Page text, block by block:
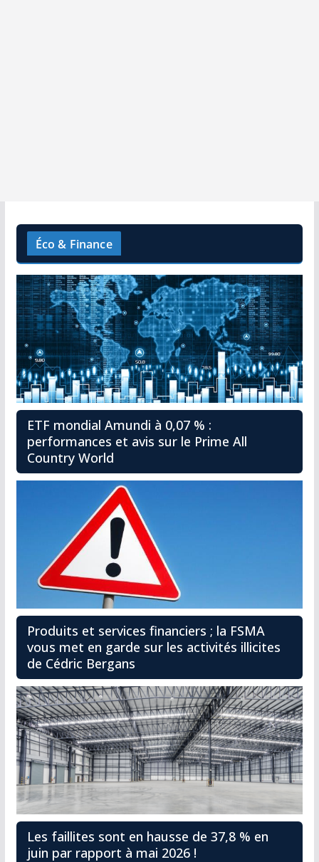
Éco & Finance
ETF mondial Amundi à 0,07 % :
performances et avis sur le Prime All
Country World
Produits et services financiers ; la FSMA
vous met en garde sur les activités illicites
de Cédric Bergans
Les faillites sont en hausse de 37,8 % en
juin par rapport à mai 2026 !